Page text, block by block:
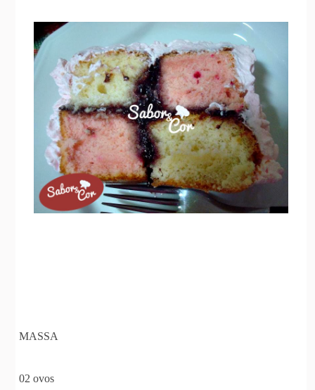
MASSA
02 ovos